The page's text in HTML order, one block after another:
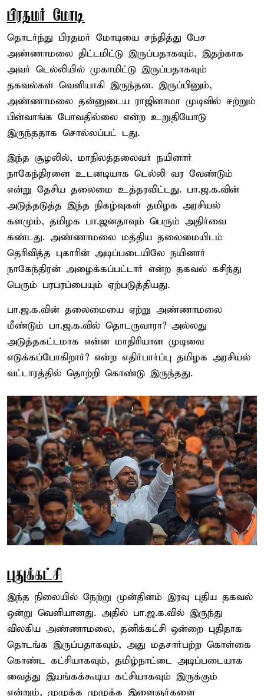
பிரதமர் மோடி
தொடர்ந்து பிரதமர் மோடியை சந்தித்து பேச
அண்ணாமலை திட்டமிட்டு இருப்பதாகவும், இதற்காக
அவர் டெல்லியில் முகாமிட்டு இருப்பதாகவும்
தகவல்கள் வெளியாகி இருந்தன. இருப்பினும்,
அண்ணாமலை தன்னுடைய ராஜினாமா முடிவில் சற்றும்
பின்வாங்க போவதில்லை என்ற உறுதியோடு
இருந்ததாக சொல்லப்பட் டது.
இந்த சூழலில், மாநிலத்தலைவர் நயினார்
நாகேந்திரனை உடனடியாக டெல்லி வர வேண்டும்
என்று தேசிய தலைமை உத்தரவிட்டது. பா.ஜ.க.வின்
அடுத்தடுத்த இந்த நிகழ்வுகள் தமிழக அரசியல்
களமும், தமிழக பா.ஜனதாவும் பெரும் அதிர்வை
கண்டது. அண்ணாமலை மத்திய தலைமையிடம்
தெரிவித்த புகாரின் அடிப்படையிலே நயினார்
நாகேந்திரன் அழைக்கப்பட்டார் என்ற தகவல் கசிந்து
பெரும் பரபரப்பையும் ஏற்படுத்தியது.
பா.ஜ.க.வின் தலைமையை ஏற்று அண்ணாமலை
மீண்டும் பா.ஜ.க.வில் தொடருவாரா? அல்லது
அடுத்தகட்டமாக என்ன மாதிரியான முடிவை
எடுக்கப்போகிறார்? என்ற எதிர்பார்ப்பு தமிழக அரசியல்
வட்டாரத்தில் தொற்றி கொண்டு இருந்தது.
புதுக்கட்சி
இந்த நிலையில் நேற்று முன்தினம் இரவு புதிய தகவல்
ஒன்று வெளியானது. அதில் பா.ஜ.க.வில் இருந்து
விலகிய அண்ணாமலை, தனிக்கட்சி ஒன்றை புதிதாக
தொடங்க இருப்பதாகவும், அது மதசார்பற்ற கொள்கை
கொண்ட கட்சியாகவும், தமிழ்நாட்டை அடிப்படையாக
வைத்து இயங்கக்கூடிய கட்சியாகவும் இருக்கும்
என்றும், முழுக்க முழுக்க இளைஞர்களை